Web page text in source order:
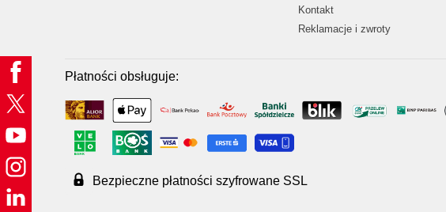
Kontakt
Reklamacje i zwroty
Płatności obsługuje:
Bezpieczne płatności szyfrowane SSL